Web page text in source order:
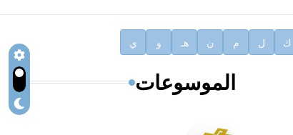
ك ل م ن هـ و ي
الموسوعات